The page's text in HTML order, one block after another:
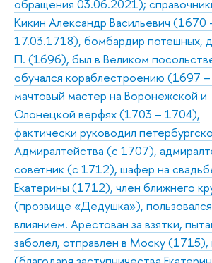
обращения 03.06.2021);
Кикин Александр Васильевич (1670
17.03.1718), бомбардир потешных,
П. (1696), был в Великом
обучался кораблестроению (1697
мачтовый мастер на Воронежской и
Олонецкой верфях (1703 – 1704),
фактически руководил
Адмиралтейства (с 1707),
советник (с 1712), шафер на
Екатерины (1712), член ближнего
(прозвище «Дедушка»), пользовался
влиянием. Арестован за взятки,
заболел, отправлен в Моску (1715),